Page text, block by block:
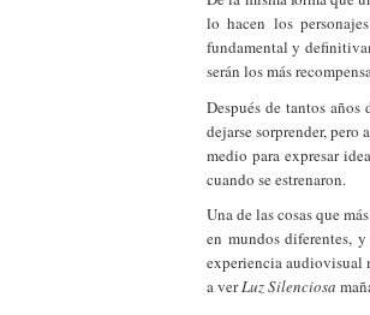
lo hacen los
fundamental y
serán los más
Después de tantos
dejarse sorprender, pero
medio para expresar
cuando se estrenaron.
Una de las cosas que
en mundos diferentes,
experiencia audiovisual
a verLuz Silenciosa